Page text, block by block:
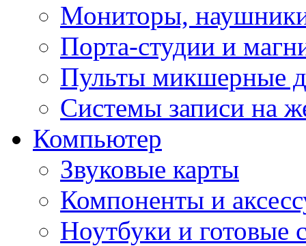
Мониторы,
Порта-студии и
Пульты микшерные
Системы записи на
Компьютер
Звуковые карты
Компоненты и
Ноутбуки и готовые